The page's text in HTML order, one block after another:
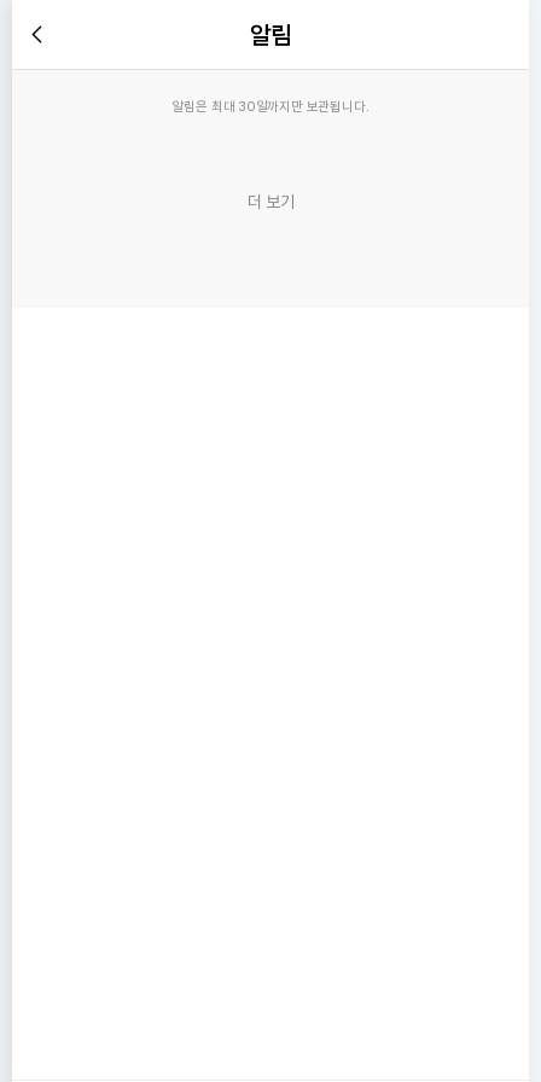
알림
알림은 최대 30일까지만 보관됩니다.
더 보기